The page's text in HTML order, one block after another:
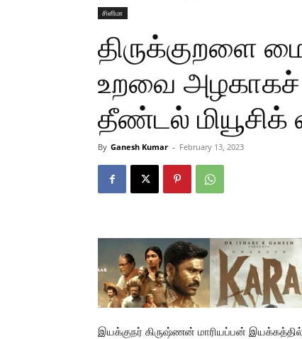
சினிமா
திருக்குறளை
உறவை அழகாகச்
தீண்டல் மியூசிக்
By Ganesh Kumar - February 13, 2023
இயக்குநர் கிருஷ்ணன் மாரியப்பன்